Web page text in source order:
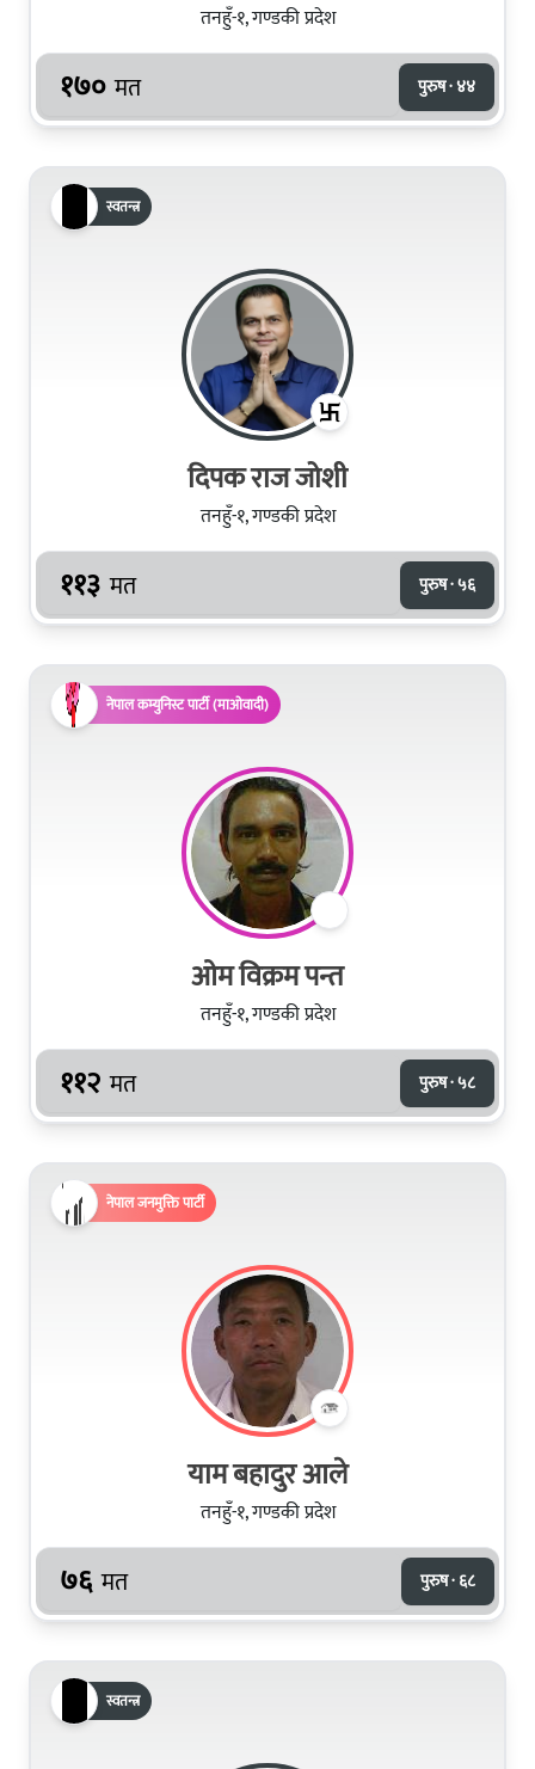
तनहुँ-१, गण्डकी प्रदेश
१७० मत पुरुष · ४४
स्वतन्त्र
दिपक राज जोशी
तनहुँ-१, गण्डकी प्रदेश
११३ मत पुरुष · ५६
नेपाल कम्युनिस्ट पार्टी (माओवादी)
ओम विक्रम पन्त
तनहुँ-१, गण्डकी प्रदेश
११२ मत पुरुष · ५८
नेपाल जनमुक्ति पार्टी
याम बहादुर आले
तनहुँ-१, गण्डकी प्रदेश
७६ मत पुरुष · ६८
स्वतन्त्र